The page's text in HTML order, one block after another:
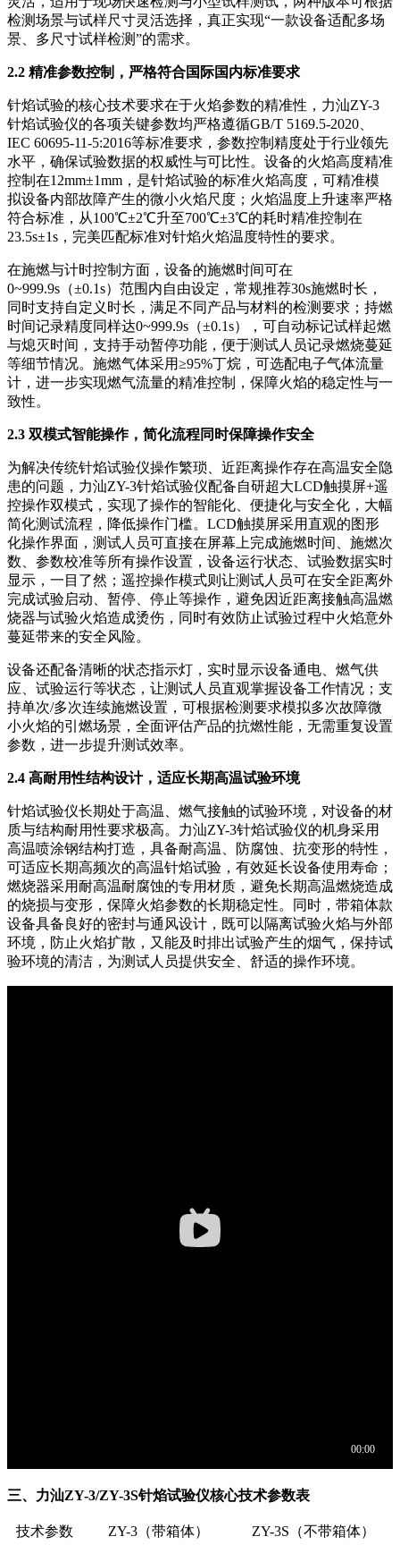
检测场景与试样尺寸灵活选择，真正实现“一款设备适配多场
景、多尺寸试样检测”的需求。
2.2 精准参数控制，严格符合国际国内标准要求
针焰试验的核心技术要求在于火焰参数的精准性，力汕ZY-3
针焰试验仪的各项关键参数均严格遵循GB/T 5169.5-2020、
IEC 60695-11-5:2016等标准要求，参数控制精度处于行业领先
水平，确保试验数据的权威性与可比性。设备的火焰高度精准
控制在12mm±1mm，是针焰试验的标准火焰高度，可精准模
拟设备内部故障产生的微小火焰尺度；火焰温度上升速率严格
符合标准，从100℃±2℃升至700℃±3℃的耗时精准控制在
23.5s±1s，完美匹配标准对针焰火焰温度特性的要求。
在施燃与计时控制方面，设备的施燃时间可在
0~999.9s（±0.1s）范围内自由设定，常规推荐30s施燃时长，
同时支持自定义时长，满足不同产品与材料的检测要求；持燃
时间记录精度同样达0~999.9s（±0.1s），可自动标记试样起燃
与熄灭时间，支持手动暂停功能，便于测试人员记录燃烧蔓延
等细节情况。施燃气体采用≥95%丁烷，可选配电子气体流量
计，进一步实现燃气流量的精准控制，保障火焰的稳定性与一
致性。
2.3 双模式智能操作，简化流程同时保障操作安全
为解决传统针焰试验仪操作繁琐、近距离操作存在高温安全隐
患的问题，力汕ZY-3针焰试验仪配备自研超大LCD触摸屏+遥
控操作双模式，实现了操作的智能化、便捷化与安全化，大幅
简化测试流程，降低操作门槛。LCD触摸屏采用直观的图形
化操作界面，测试人员可直接在屏幕上完成施燃时间、施燃次
数、参数校准等所有操作设置，设备运行状态、试验数据实时
显示，一目了然；遥控操作模式则让测试人员可在安全距离外
完成试验启动、暂停、停止等操作，避免因近距离接触高温燃
烧器与试验火焰造成烫伤，同时有效防止试验过程中火焰意外
蔓延带来的安全风险。
设备还配备清晰的状态指示灯，实时显示设备通电、燃气供
应、试验运行等状态，让测试人员直观掌握设备工作情况；支
持单次/多次连续施燃设置，可根据检测要求模拟多次故障微
小火焰的引燃场景，全面评估产品的抗燃性能，无需重复设置
参数，进一步提升测试效率。
2.4 高耐用性结构设计，适应长期高温试验环境
针焰试验仪长期处于高温、燃气接触的试验环境，对设备的材
质与结构耐用性要求极高。力汕ZY-3针焰试验仪的机身采用
高温喷涂钢结构打造，具备耐高温、防腐蚀、抗变形的特性，
可适应长期高频次的高温针焰试验，有效延长设备使用寿命；
燃烧器采用耐高温耐腐蚀的专用材质，避免长期高温燃烧造成
的烧损与变形，保障火焰参数的长期稳定性。同时，带箱体款
设备具备良好的密封与通风设计，既可以隔离试验火焰与外部
环境，防止火焰扩散，又能及时排出试验产生的烟气，保持试
验环境的清洁，为测试人员提供安全、舒适的操作环境。
三、力汕ZY-3/ZY-3S针焰试验仪核心技术参数表
技术参数 ZY-3（带箱体） ZY-3S（不带箱体）